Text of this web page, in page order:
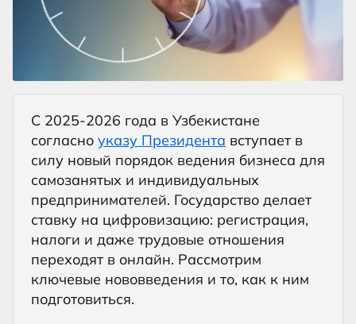
С 2025-2026 года в Узбекистане
согласно указу Президента вступает в
силу новый порядок ведения бизнеса для
самозанятых и индивидуальных
предпринимателей. Государство делает
ставку на цифровизацию: регистрация,
налоги и даже трудовые отношения
переходят в онлайн. Рассмотрим
ключевые нововведения и то, как к ним
подготовиться.